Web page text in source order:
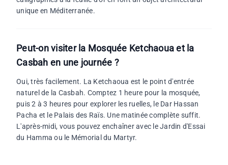
unique en Méditerranée.
Peut-on visiter la Mosquée Ketchaoua et la
Casbah en une journée ?
Oui, très facilement. La Ketchaoua est le point d'entrée
naturel de la Casbah. Comptez 1 heure pour la mosquée,
puis 2 à 3 heures pour explorer les ruelles, le Dar Hassan
Pacha et le Palais des Raïs. Une matinée complète suffit.
L'après-midi, vous pouvez enchaîner avec le Jardin d'Essai
du Hamma ou le Mémorial du Martyr.